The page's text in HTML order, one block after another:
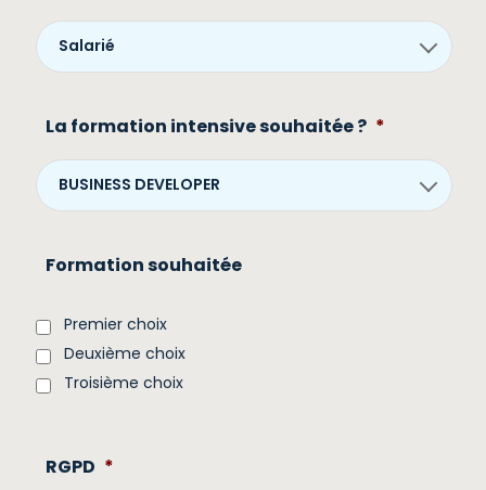
La formation intensive souhaitée ? *
Formation souhaitée
Premier choix
Deuxième choix
Troisième choix
RGPD *